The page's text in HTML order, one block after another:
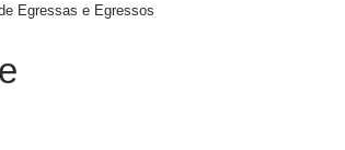
Egressas e Egressos